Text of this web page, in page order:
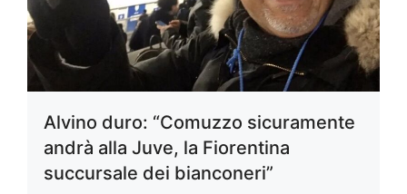
Alvino duro: “Comuzzo sicuramente
andrà alla Juve, la Fiorentina
succursale dei bianconeri”